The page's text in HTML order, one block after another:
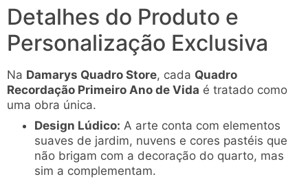
Detalhes do Produto e
Personalização Exclusiva
Na Damarys Quadro Store, cada Quadro
Recordação Primeiro Ano de Vida é tratado como
uma obra única.
Design Lúdico: A arte conta com elementos
suaves de jardim, nuvens e cores pastéis que
não brigam com a decoração do quarto, mas
sim a complementam.